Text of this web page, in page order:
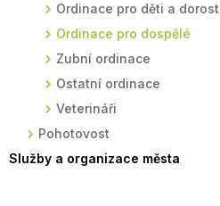
Ordinace pro děti a dorost
Ordinace pro dospělé
Zubní ordinace
Ostatní ordinace
Veterináři
Pohotovost
Služby a organizace města